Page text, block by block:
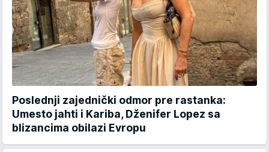
Poslednji zajednički odmor pre rastanka:
Umesto jahti i Kariba, Dženifer Lopez sa
blizancima obilazi Evropu